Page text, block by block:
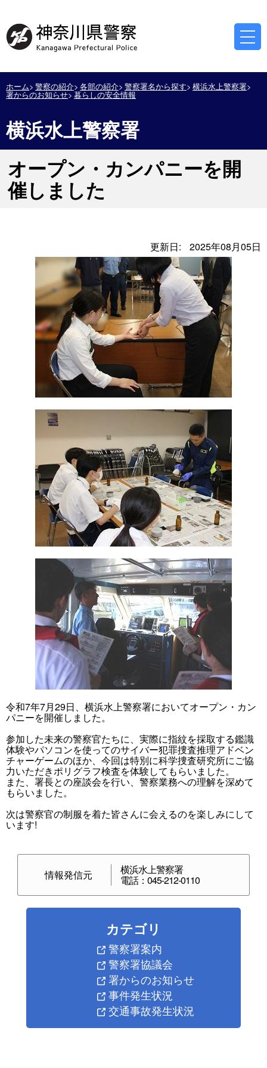
ホーム 警察の紹介 各部の紹介 警察署名から探す 横浜水上警察署
署からのお知らせ 暮らしの安全情報
横浜水上警察署
オープン・カンパニーを開
催しました
更新日: 2025年08月05日
令和7年7月29日、横浜水上警察署においてオープン・カン
パニーを開催しました。
参加した未来の警察官たちに、実際に指紋を採取する鑑識
体験やパソコンを使ってのサイバー犯罪捜査推理アドベン
チャーゲームのほか、今回は特別に科学捜査研究所にご協
力いただきポリグラフ検査を体験してもらいました。
また、署長との座談会を行い、警察業務への理解を深めて
もらいました。
次は警察官の制服を着た皆さんに会えるのを楽しみにして
います!
情報発信元 横浜水上警察署
電話：045-212-0110
カテゴリ
警察署案内
警察署協議会
署からのお知らせ
事件発生状況
交通事故発生状況